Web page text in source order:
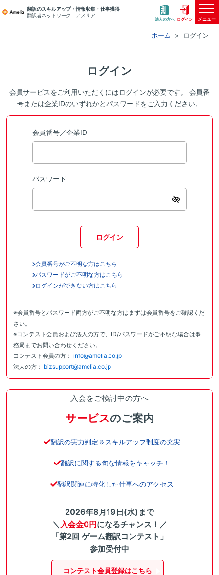
翻訳のスキルアップ・情報収集・仕事獲得
翻訳者ネットワーク アメリア
法人の方へ ログイン メニュー
ホーム ログイン
ログイン
会員サービスをご利用いただくにはログインが必要です。 会員番
号または企業IDのいずれかとパスワードをご入力ください。
会員番号／企業ID
パスワード
ログイン
会員番号がご不明な方はこちら
パスワードがご不明な方はこちら
ログインができない方はこちら
※会員番号とパスワード両方がご不明な方はまずは会員番号をご確認くだ
さい。
※コンテスト会員および法人の方で、ID/パスワードがご不明な場合は事
務局までお問い合わせください。
コンテスト会員の方： info@amelia.co.jp
法人の方： bizsupport@amelia.co.jp
入会をご検討中の方へ
サービスのご案内
翻訳の実力判定＆スキルアップ制度の充実
翻訳に関する旬な情報をキャッチ！
翻訳関連に特化した仕事へのアクセス
2026年8月19日(水)まで
＼ 入会金0円になるチャンス！／
「第2回 ゲーム翻訳コンテスト」
参加受付中
コンテスト会員登録はこちら